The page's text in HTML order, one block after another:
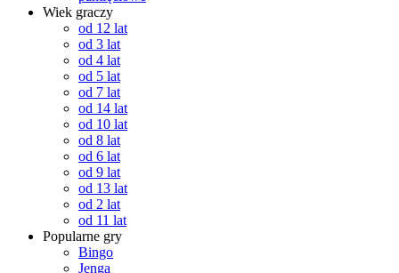
Wiek graczy
od 12 lat
od 3 lat
od 4 lat
od 5 lat
od 7 lat
od 14 lat
od 10 lat
od 8 lat
od 6 lat
od 9 lat
od 13 lat
od 2 lat
od 11 lat
Popularne gry
Bingo
Jenga